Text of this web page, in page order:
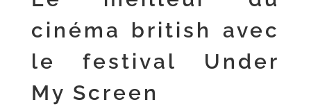
cinéma british avec
le festival Under
My Screen